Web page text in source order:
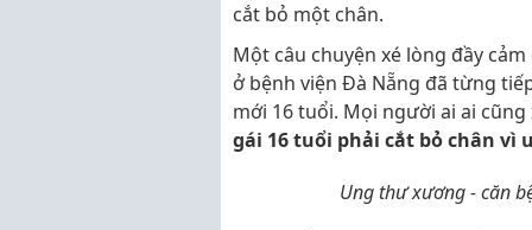
cắt bỏ một chân.
Một câu chuyện xé lòng đầy
ở bệnh viện Đà Nẵng đã từng
mới 16 tuổi. Mọi người ai ai
gái 16 tuổi phải cắt bỏ chân vì
Ung thư xương - căn